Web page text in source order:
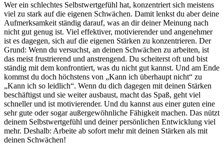
Wer ein schlechtes Selbstwertgefühl hat, konzentriert sich meistens
viel zu stark auf die eigenen Schwächen. Damit lenkst du aber deine
Aufmerksamkeit ständig darauf, was an dir deiner Meinung nach
nicht gut genug ist. Viel effektiver, motivierender und angenehmer
ist es dagegen, sich auf die eigenen Stärken zu konzentrieren. Der
Grund: Wenn du versuchst, an deinen Schwächen zu arbeiten, ist
das meist frustrierend und anstrengend. Du scheiterst oft und bist
ständig mit dem konfrontiert, was du nicht gut kannst. Und am Ende
kommst du doch höchstens von „Kann ich überhaupt nicht“ zu
„Kann ich so leidlich“. Wenn du dich dagegen mit deinen Stärken
beschäftigst und sie weiter ausbaust, macht das Spaß, geht viel
schneller und ist motivierender. Und du kannst aus einer guten eine
sehr gute oder sogar außergewöhnliche Fähigkeit machen. Das nützt
deinem Selbstwertgefühl und deiner persönlichen Entwicklung viel
mehr. Deshalb: Arbeite ab sofort mehr mit deinen Stärken als mit
deinen Schwächen!